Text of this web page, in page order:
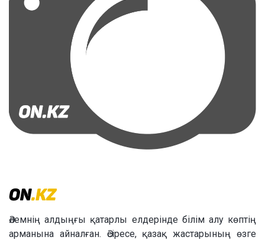
Әлемнің алдыңғы қатарлы елдерінде білім алу көптің
арманына айналған. Әсіресе, қазақ жастарының өзге